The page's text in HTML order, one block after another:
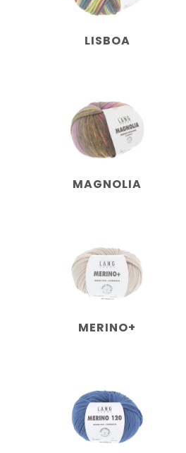
LISBOA
MAGNOLIA
MERINO+